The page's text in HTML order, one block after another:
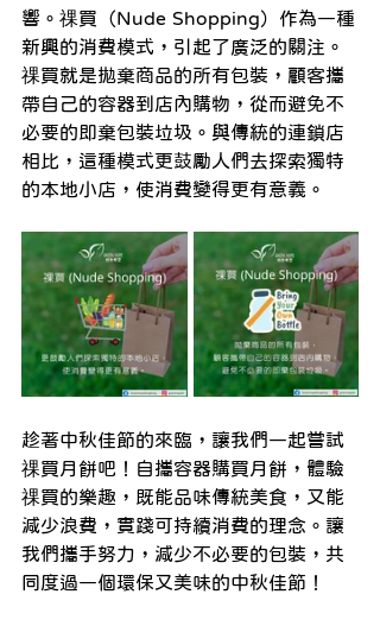
響。祼買（Nude Shopping）作為一種
新興的消費模式，引起了廣泛的關注。
祼買就是拋棄商品的所有包裝，顧客攜
帶自己的容器到店內購物，從而避免不
必要的即棄包裝垃圾。與傳統的連鎖店
相比，這種模式更鼓勵人們去探索獨特
的本地小店，使消費變得更有意義。
趁著中秋佳節的來臨，讓我們一起嘗試
祼買月餅吧！自攜容器購買月餅，體驗
祼買的樂趣，既能品味傳統美食，又能
減少浪費，實踐可持續消費的理念。讓
我們攜手努力，減少不必要的包裝，共
同度過一個環保又美味的中秋佳節！